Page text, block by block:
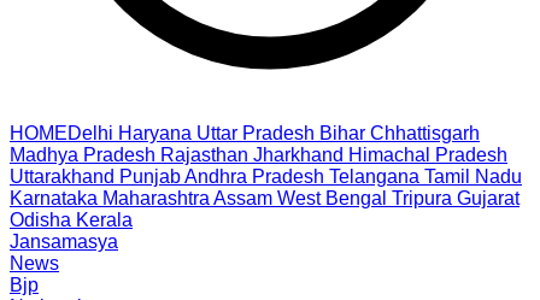
HOMEDelhi Haryana Uttar Pradesh Bihar Chhattisgarh
Madhya Pradesh Rajasthan Jharkhand Himachal Pradesh
Uttarakhand PunjabAndhra Pradesh Telangana Tamil Nadu
Karnataka Maharashtra Assam West Bengal Tripura Gujarat
Odisha Kerala
Jansamasya
News
Bjp